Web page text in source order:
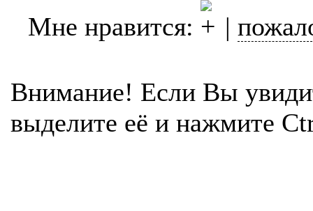
Мне нравится:
|
Внимание! Если Вы
выделите её и нажмите